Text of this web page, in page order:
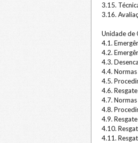
3.15.
3.16.
Unidade de
4.1.
4.2.
4.3.
4.4.
4.5.
4.6.
4.7.
4.8.
4.9.
4.10.
4.11.